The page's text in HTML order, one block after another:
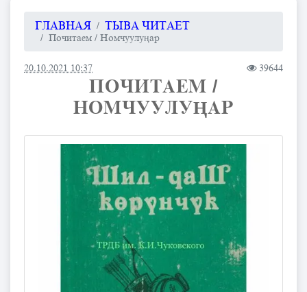
ГЛАВНАЯ ТЫВА ЧИТАЕТ
Почитаем / Номчуулуңар
20.10.2021 10:37 39644
ПОЧИТАЕМ /
НОМЧУУЛУҢАР